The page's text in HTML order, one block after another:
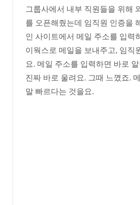
그룹사에서 내부 직원들을 위해
를 오픈해줬는데 임직원 인증을
인 사이트에서 메일 주소를 입력
이웍스로 메일을 보내주고, 임직
요. 메일 주소를 입력하면 바로
진짜 바로 울려요. 그때 느꼈죠.
말 빠르다는 것을요.